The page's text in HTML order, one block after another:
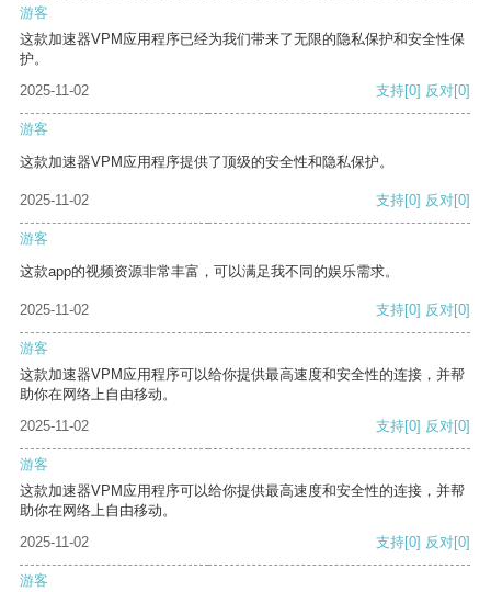
游客
这款加速器VPM应用程序已经为我们带来了无限的隐私保护和安全性保
护。
2025-11-02
支持[0] 反对[0]
游客
这款加速器VPM应用程序提供了顶级的安全性和隐私保护。
2025-11-02 支持[0] 反对[0]
游客
这款app的视频资源非常丰富，可以满足我不同的娱乐需求。
2025-11-02 支持[0] 反对[0]
游客
这款加速器VPM应用程序可以给你提供最高速度和安全性的连接，并帮
助你在网络上自由移动。
2025-11-02
支持[0] 反对[0]
游客
这款加速器VPM应用程序可以给你提供最高速度和安全性的连接，并帮
助你在网络上自由移动。
2025-11-02
支持[0] 反对[0]
游客